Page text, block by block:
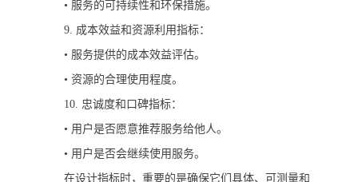
• 服务的可持续性和环保措施。
9. 成本效益和资源利用指标：
• 服务提供的成本效益评估。
• 资源的合理使用程度。
10. 忠诚度和口碑指标：
• 用户是否愿意推荐服务给他人。
• 用户是否会继续使用服务。
在设计指标时，重要的是确保它们具体、可测量和